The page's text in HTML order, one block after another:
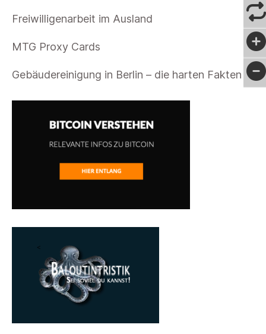
Freiwilligenarbeit im Ausland
MTG Proxy Cards
Gebäudereinigung in Berlin – die harten Fakten